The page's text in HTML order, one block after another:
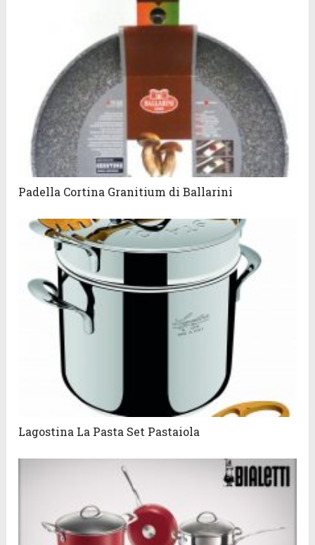
Padella Cortina Granitium di Ballarini
Lagostina La Pasta Set Pastaiola